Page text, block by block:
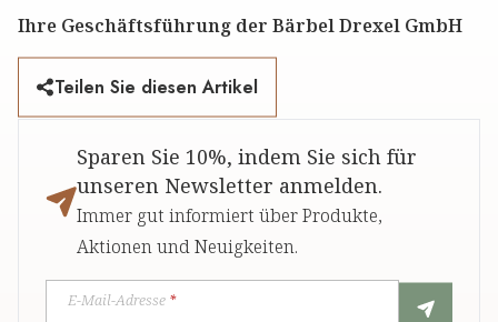
Ihre Geschäftsführung der Bärbel Drexel GmbH
Teilen Sie diesen Artikel
Sparen Sie 10%, indem Sie sich für
unseren Newsletter anmelden.
Immer gut informiert über Produkte,
Aktionen und Neuigkeiten.
E-Mail-Adresse *